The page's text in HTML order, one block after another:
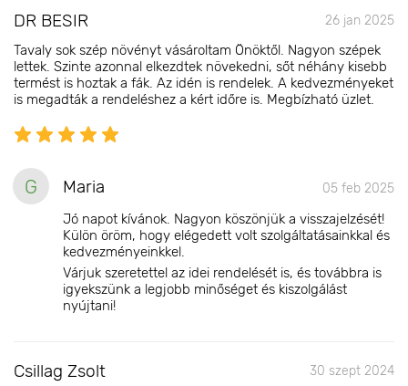
DR BESIR 26 jan 2025
Tavaly sok szép növényt vásároltam Önöktől. Nagyon szépek
lettek. Szinte azonnal elkezdtek növekedni, sőt néhány kisebb
termést is hoztak a fák. Az idén is rendelek. A kedvezményeket
is megadták a rendeléshez a kért időre is. Megbízható üzlet.
G Maria 05 feb 2025
Jó napot kívánok. Nagyon köszönjük a visszajelzését!
Külön öröm, hogy elégedett volt szolgáltatásainkkal és
kedvezményeinkkel.
Várjuk szeretettel az idei rendelését is, és továbbra is
igyekszünk a legjobb minőséget és kiszolgálást
nyújtani!
Csillag Zsolt 30 szept 2024